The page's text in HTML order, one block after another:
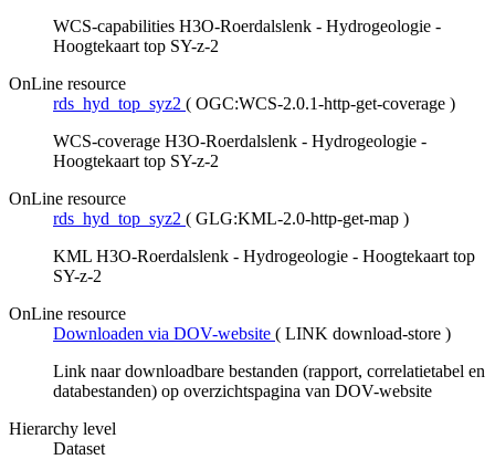
WCS-capabilities H3O-Roerdalslenk - Hydrogeologie -
Hoogtekaart top SY-z-2
OnLine resource
rds_hyd_top_syz2 ( OGC:WCS-2.0.1-http-get-coverage )
WCS-coverage H3O-Roerdalslenk - Hydrogeologie -
Hoogtekaart top SY-z-2
OnLine resource
rds_hyd_top_syz2 ( GLG:KML-2.0-http-get-map )
KML H3O-Roerdalslenk - Hydrogeologie - Hoogtekaart top
SY-z-2
OnLine resource
Downloaden via DOV-website ( LINK download-store )
Link naar downloadbare bestanden (rapport, correlatietabel en
databestanden) op overzichtspagina van DOV-website
Hierarchy level
Dataset